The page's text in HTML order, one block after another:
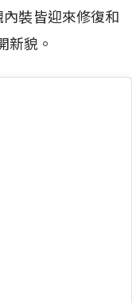
裝皆迎來修復和
新貌。